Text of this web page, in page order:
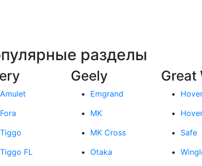
разделы
Amulet
Fora
Tiggo
Tiggo FL
Geely
Emgrand
MK
MK Cross
Otaka
Great
Safe